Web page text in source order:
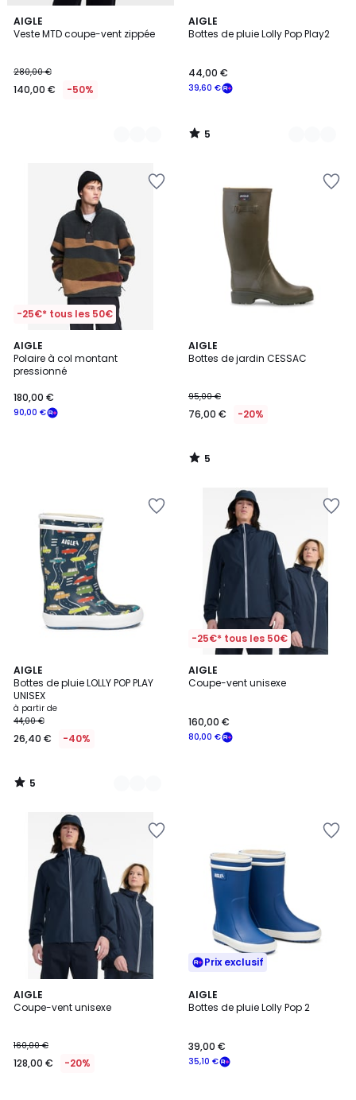
AIGLE
Veste MTD coupe-vent zippée
280,00 €
140,00 € -50%
4
Couleurs
AIGLE
Bottes de pluie Lolly Pop Play2
39,60 €
44,00 €
5
/
2
Couleurs
5
/
-25€* tous les 50€
AIGLE
Polaire à col montant
pressionné
90,00 €
180,00 €
AIGLE
Bottes de jardin CESSAC
95,00 €
76,00 € -20%
5
/
5
/
AIGLE
Bottes de pluie LOLLY POP PLAY
UNISEX
à partir de
44,00 €
26,40 € -40%
5
/
5
4
Couleurs
5
/
-25€* tous les 50€
AIGLE
Coupe-vent unisexe
80,00 €
160,00 €
AIGLE
Coupe-vent unisexe
160,00 €
128,00 € -20%
2
Couleurs
Prix exclusif
AIGLE
Bottes de pluie Lolly Pop 2
35,10 €
39,00 €
5
/
2
Couleurs